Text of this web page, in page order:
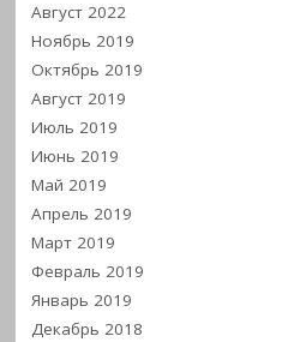
Август 2022
Ноябрь 2019
Октябрь 2019
Август 2019
Июль 2019
Июнь 2019
Май 2019
Апрель 2019
Март 2019
Февраль 2019
Январь 2019
Декабрь 2018